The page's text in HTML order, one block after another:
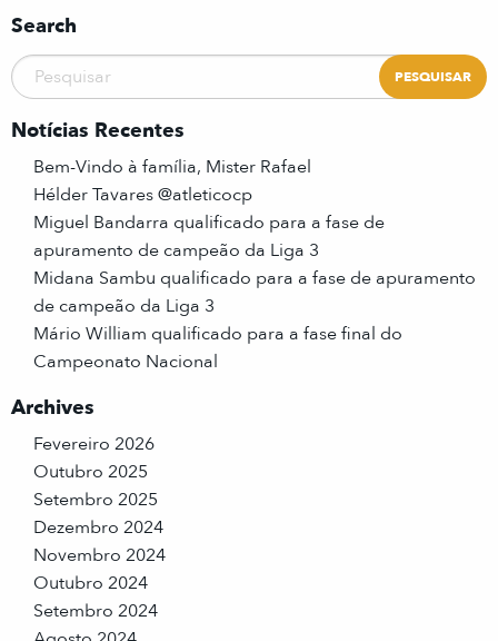
Search
Notícias Recentes
Bem-Vindo à família, Mister Rafael
Hélder Tavares @atleticocp
Miguel Bandarra qualificado para a fase de
apuramento de campeão da Liga 3
Midana Sambu qualificado para a fase de apuramento
de campeão da Liga 3
Mário William qualificado para a fase final do
Campeonato Nacional
Archives
Fevereiro 2026
Outubro 2025
Setembro 2025
Dezembro 2024
Novembro 2024
Outubro 2024
Setembro 2024